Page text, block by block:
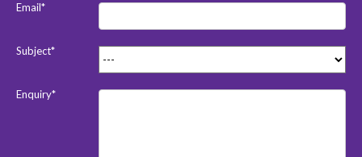
Email*
Subject*
Enquiry*